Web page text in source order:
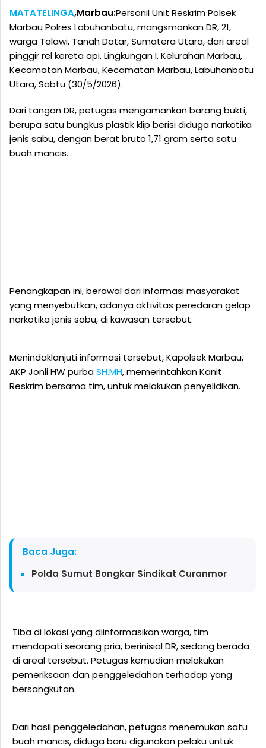
MATATELINGA,Marbau:Personil Unit Reskrim Polsek
Marbau Polres Labuhanbatu, mangsmankan DR, 21,
warga Talawi, Tanah Datar, Sumatera Utara, dari areal
pinggir rel kereta api, Lingkungan I, Kelurahan Marbau,
Kecamatan Marbau, Kecamatan Marbau, Labuhanbatu
Utara, Sabtu (30/5/2026).​
Dari tangan DR, petugas mengamankan barang bukti,
berupa satu bungkus plastik klip berisi diduga narkotika
jenis sabu, dengan berat bruto 1,71 gram serta satu
buah mancis.
Penangkapan ini, berawal dari informasi masyarakat
yang menyebutkan, adanya aktivitas peredaran gelap
narkotika jenis sabu, di kawasan tersebut.
Menindaklanjuti informasi tersebut, Kapolsek Marbau,
AKP Jonli HW purbaSH.MH, memerintahkan Kanit
Reskrim bersama tim, untuk melakukan penyelidikan.
Baca Juga:
Polda Sumut Bongkar Sindikat Curanmor
Tiba di lokasi yang diinformasikan warga, tim
mendapati seorang pria, berinisial DR, sedang berada
di areal tersebut. Petugas kemudian melakukan
pemeriksaan dan penggeledahan terhadap yang
bersangkutan.
Dari hasil penggeledahan, petugas menemukan satu
buah mancis, diduga baru digunakan pelaku untuk